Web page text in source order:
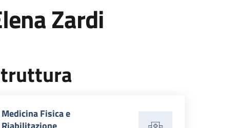
Zardi
Medicina Fisica e